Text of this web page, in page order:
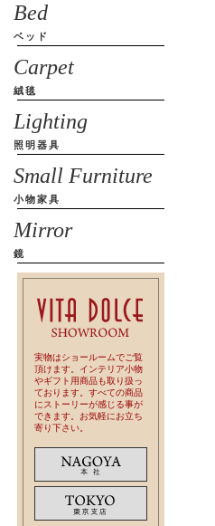
Bed
ベッド
Carpet
絨毯
Lighting
照明器具
Small Furniture
小物家具
Mirror
鏡
実物はショールームでご覧
頂けます。インテリア小物
やギフト用商品も取り扱っ
ております。すべての商品
にストーリーが感じる事が
できます。お気軽にお立ち
寄り下さい。